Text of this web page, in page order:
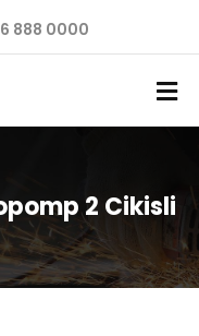
888 0000
2 Cikisli